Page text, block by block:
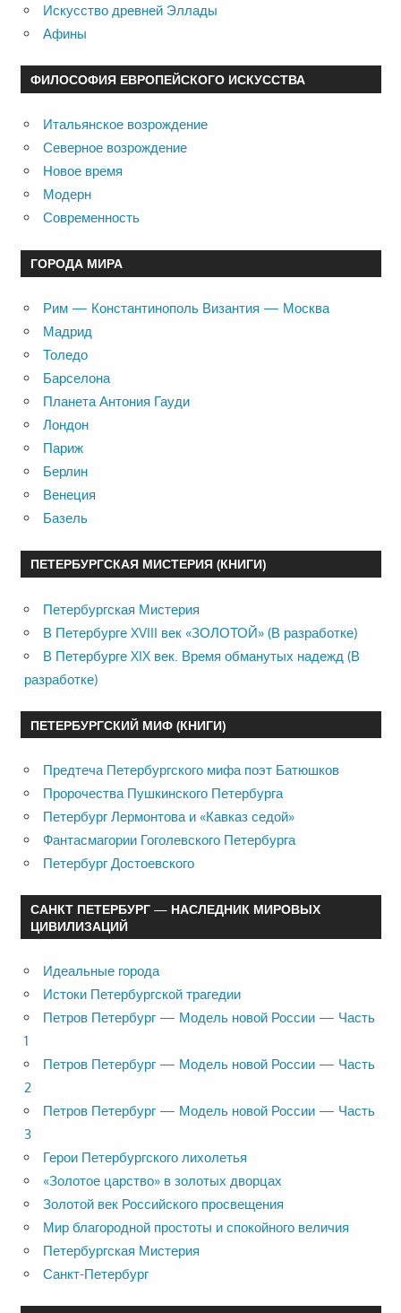
Искусство древней Эллады
Афины
ФИЛОСОФИЯ ЕВРОПЕЙСКОГО ИСКУССТВА
Итальянское возрождение
Северное возрождение
Новое время
Модерн
Современность
ГОРОДА МИРА
Рим — Константинополь Византия — Москва
Мадрид
Толедо
Барселона
Планета Антония Гауди
Лондон
Париж
Берлин
Венеция
Базель
ПЕТЕРБУРГСКАЯ МИСТЕРИЯ (КНИГИ)
Петербургская Мистерия
В Петербурге XVIII век «ЗОЛОТОЙ» (В разработке)
В Петербурге XIX век. Время обманутых надежд (В
разработке)
ПЕТЕРБУРГСКИЙ МИФ (КНИГИ)
Предтеча Петербургского мифа поэт Батюшков
Пророчества Пушкинского Петербурга
Петербург Лермонтова и «Кавказ седой»
Фантасмагории Гоголевского Петербурга
Петербург Достоевского
САНКТ ПЕТЕРБУРГ — НАСЛЕДНИК МИРОВЫХ
ЦИВИЛИЗАЦИЙ
Идеальные города
Истоки Петербургской трагедии
Петров Петербург — Модель новой России — Часть
1
Петров Петербург — Модель новой России — Часть
2
Петров Петербург — Модель новой России — Часть
3
Герои Петербургского лихолетья
«Золотое царство» в золотых дворцах
Золотой век Российского просвещения
Мир благородной простоты и спокойного величия
Петербургская Мистерия
Санкт-Петербург